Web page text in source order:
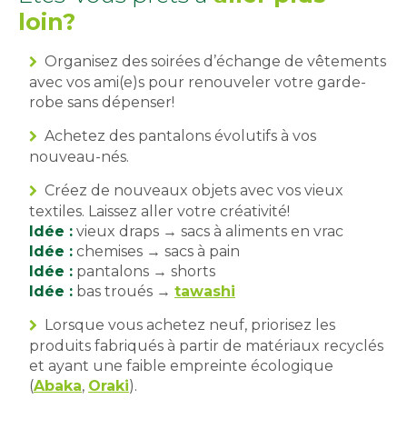
loin?
Organisez des soirées d’échange de vêtements
avec vos ami(e)s pour renouveler votre garde-
robe sans dépenser!
Achetez des pantalons évolutifs à vos
nouveau-nés.
Créez de nouveaux objets avec vos vieux
textiles. Laissez aller votre créativité!
Idée : vieux draps → sacs à aliments en vrac
Idée : chemises → sacs à pain
Idée : pantalons → shorts
Idée : bas troués → tawashi
Lorsque vous achetez neuf, priorisez les
produits fabriqués à partir de matériaux recyclés
et ayant une faible empreinte écologique
(Abaka, Oraki).